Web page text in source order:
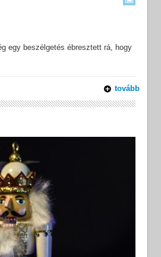
egy beszélgetés ébresztett rá, hogy
tovább